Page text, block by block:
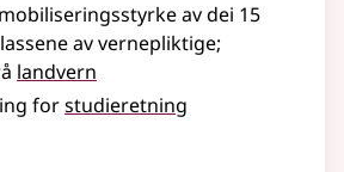
av dei 15
av vernepliktige;
landvern
forstudieretning